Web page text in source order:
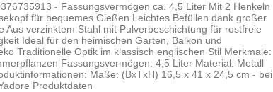
- Fassungsvermögen ca. 4,5 Liter Mit 2 Henkeln
für bequemes Gießen Leichtes Befüllen dank großer
Aus verzinktem Stahl mit Pulverbeschichtung für rostfreie
Ideal für den heimischen Garten, Balkon und
Traditionelle Optik im klassisch englischen Stil Merkmale:
Fassungsvermögen: 4,5 Liter Material: Metall
Maße: (BxTxH) 16,5 x 41 x 24,5 cm - bei
Produktdaten